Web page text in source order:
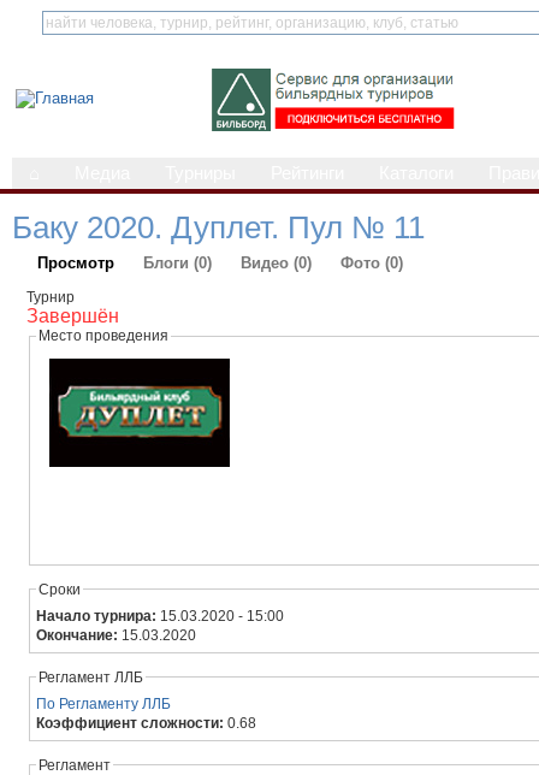
Баку 2020. Дуплет. Пул № 11
Просмотр Блоги (0) Видео (0) Фото (0)
Турнир
Завершён
Место проведения
Сроки
Начало турнира: 15.03.2020 - 15:00
Окончание: 15.03.2020
Регламент ЛЛБ
По Регламенту ЛЛБ
Коэффициент сложности:0.68
Регламент